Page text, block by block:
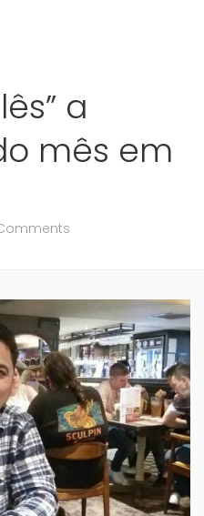
a
mês em